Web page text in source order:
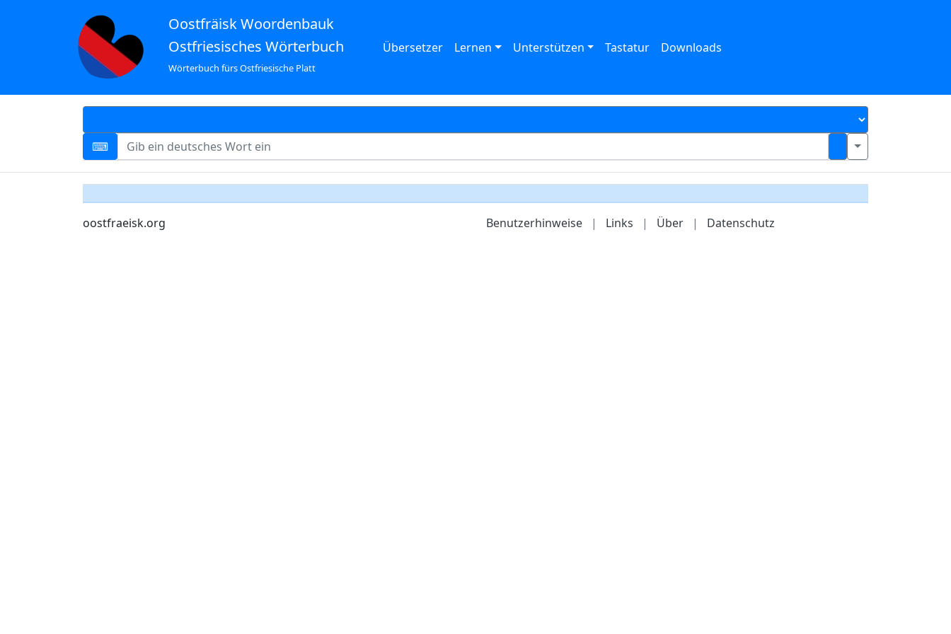
Oostfräisk Woordenbauk
Ostfriesisches Wörterbuch
Wörterbuch fürs Ostfriesische Platt
Übersetzer Lernen Unterstützen Tastatur Downloads
oostfraeisk.org Benutzerhinweise | Links | Über | Datenschutz